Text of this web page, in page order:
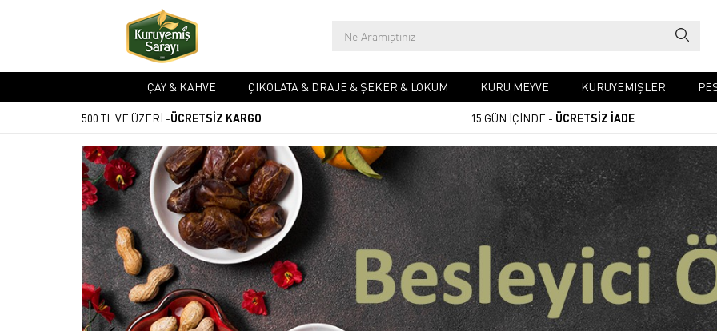
ÇAY & KAHVE ÇIKOLATA & DRAJE & ŞEKER & LOKUM KURU MEYVE KURUYEMIŞLER
500 TL VE ÜZERİ -ÜCRETSİZ KARGO 15 GÜN İÇİNDE - ÜCRETSİZ İADE